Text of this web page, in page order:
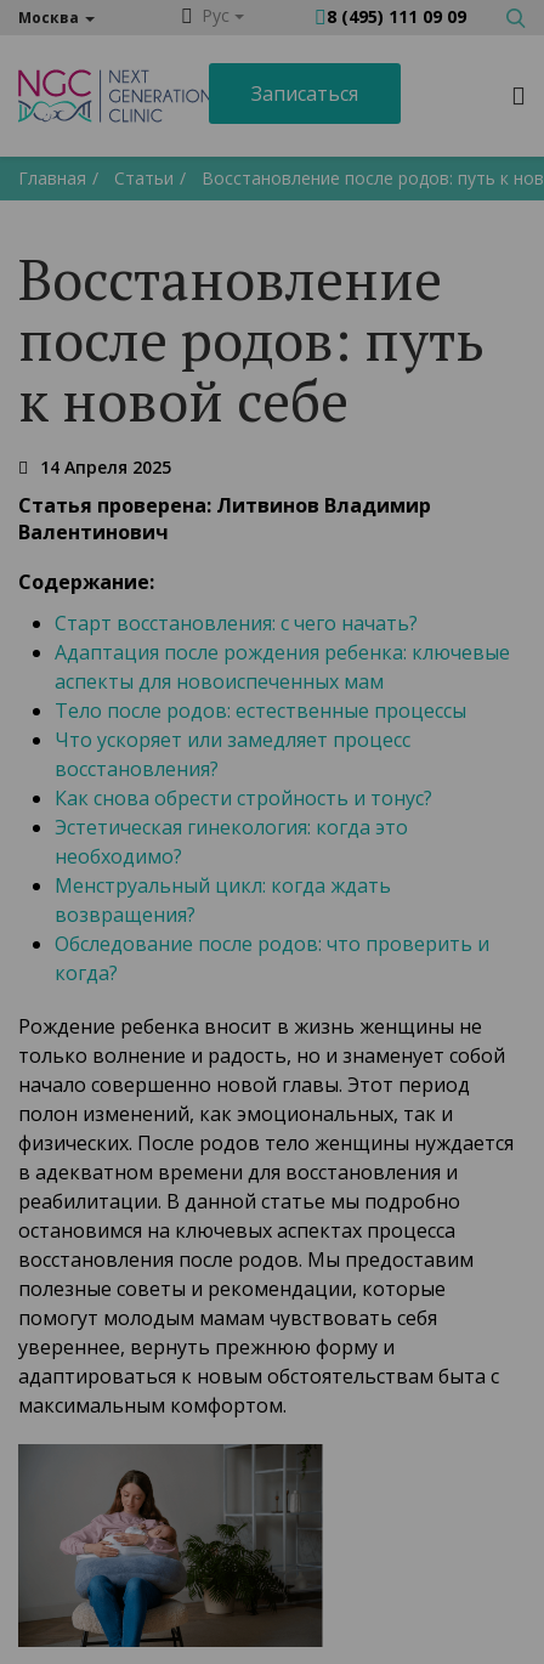
Москва Рус 8 (495) 111 09 09
Записаться
Главная Статьи Восстановление после родов: путь к
Восстановление
после родов: путь
к новой себе
14 Апреля 2025
Статья проверена: Литвинов Владимир
Валентинович
Содержание:
Старт восстановления: с чего начать?
Адаптация после рождения ребенка: ключевые
аспекты для новоиспеченных мам
Тело после родов: естественные процессы
Что ускоряет или замедляет процесс
восстановления?
Как снова обрести стройность и тонус?
Эстетическая гинекология: когда это
необходимо?
Менструальный цикл: когда ждать
возвращения?
Обследование после родов: что проверить и
когда?
Рождение ребенка вносит в жизнь женщины не
только волнение и радость, но и знаменует собой
начало совершенно новой главы. Этот период
полон изменений, как эмоциональных, так и
физических. После родов тело женщины нуждается
в адекватном времени для восстановления и
реабилитации. В данной статье мы подробно
остановимся на ключевых аспектах процесса
восстановления после родов. Мы предоставим
полезные советы и рекомендации, которые
помогут молодым мамам чувствовать себя
увереннее, вернуть прежнюю форму и
адаптироваться к новым обстоятельствам быта с
максимальным комфортом.